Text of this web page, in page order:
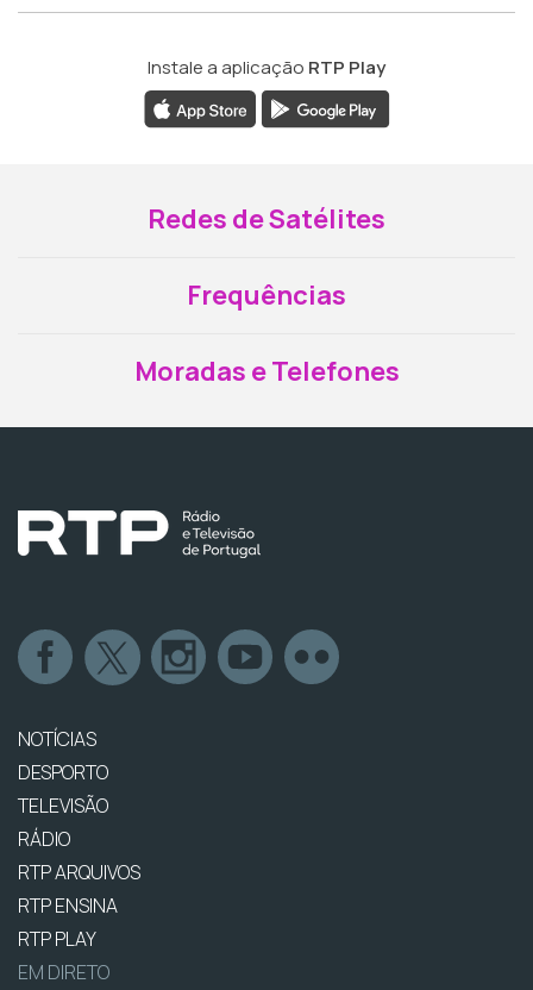
Instale a aplicação RTP Play
Redes de Satélites
Frequências
Moradas e Telefones
NOTÍCIAS
DESPORTO
TELEVISÃO
RÁDIO
RTP ARQUIVOS
RTP ENSINA
RTP PLAY
EM DIRETO